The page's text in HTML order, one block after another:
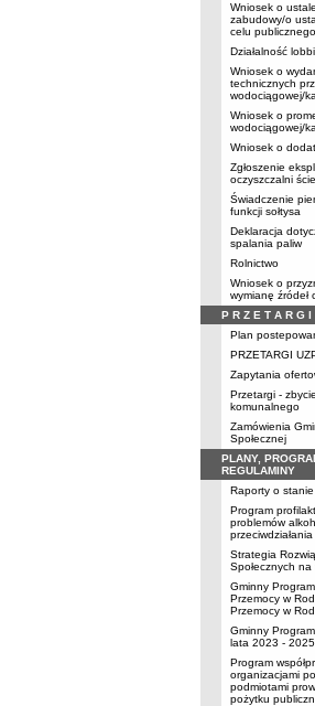
Wniosek o
zabudowy/o
celu publicznego
Działalność
Wniosek o
technicznych
wodociągowej/
Wniosek o
wodociągowej/
Wniosek o
Zgłoszenie
oczyszczalni
Świadczenie
funkcji sołtysa
Deklaracja
spalania paliw
Rolnictwo
Wniosek o
wymianę źródeł
P R Z E T A R G I
Plan
PRZETARGI
Zapytania
Przetargi -
komunalnego
Zamówienia
Społecznej
PLANY,
REGULAMINY
Raporty o
Program
problemów
Strategia
Społecznych
Gminny
Przemocy w
Przemocy w
Gminny
lata 2023 - 2025
Program
organizacjami
podmiotami
pożytku